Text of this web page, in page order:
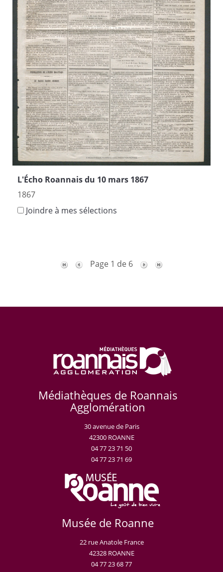
L'Écho Roannais du 10 mars 1867
1867
Joindre à mes sélections
Page 1 de 6
Médiathèques de Roannais
Agglomération
30 avenue de Paris
42300 ROANNE
04 77 23 71 50
04 77 23 71 69
Musée de Roanne
22 rue Anatole France
42328 ROANNE
04 77 23 68 77